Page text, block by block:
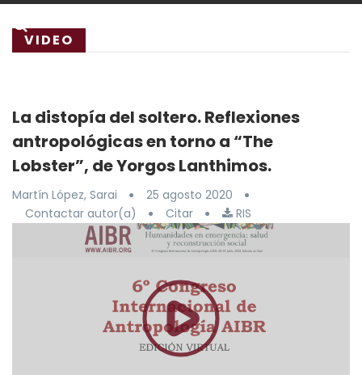
VIDEO
La distopía del soltero. Reflexiones
antropológicas en torno a “The
Lobster”, de Yorgos Lanthimos.
Martín López, Sarai
25 agosto 2020
Contactar autor(a)
Citar RIS